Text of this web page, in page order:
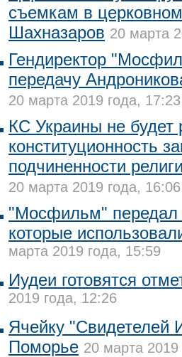
съемкам в
Шахназаров 20 марта
Гендиректор
передачу
20 марта 2019 года, 17:23
КС Украины не будет
конституционность
подчиненности
20 марта 2019 года, 16:06
"Мосфильм" передал
которые
марта 2019 года, 15:59
Иудеи готовятся
2019 года, 12:26
Ячейку "Свидетелей
Поморье 20 марта 2019